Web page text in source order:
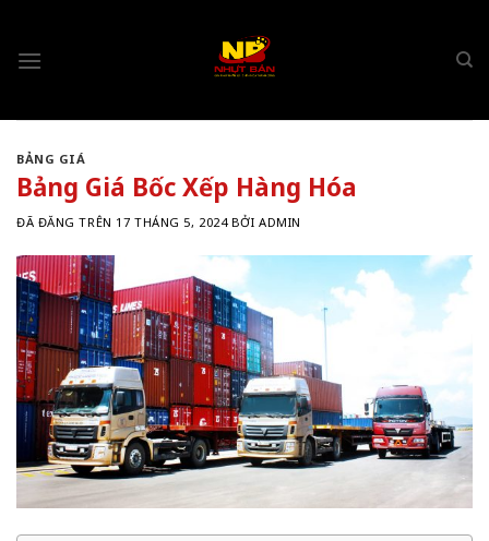
nội
BẢNG GIÁ
Bảng Giá Bốc Xếp Hàng Hóa
ĐÃ ĐĂNG TRÊN 17 THÁNG 5, 2024 BỞIADMIN